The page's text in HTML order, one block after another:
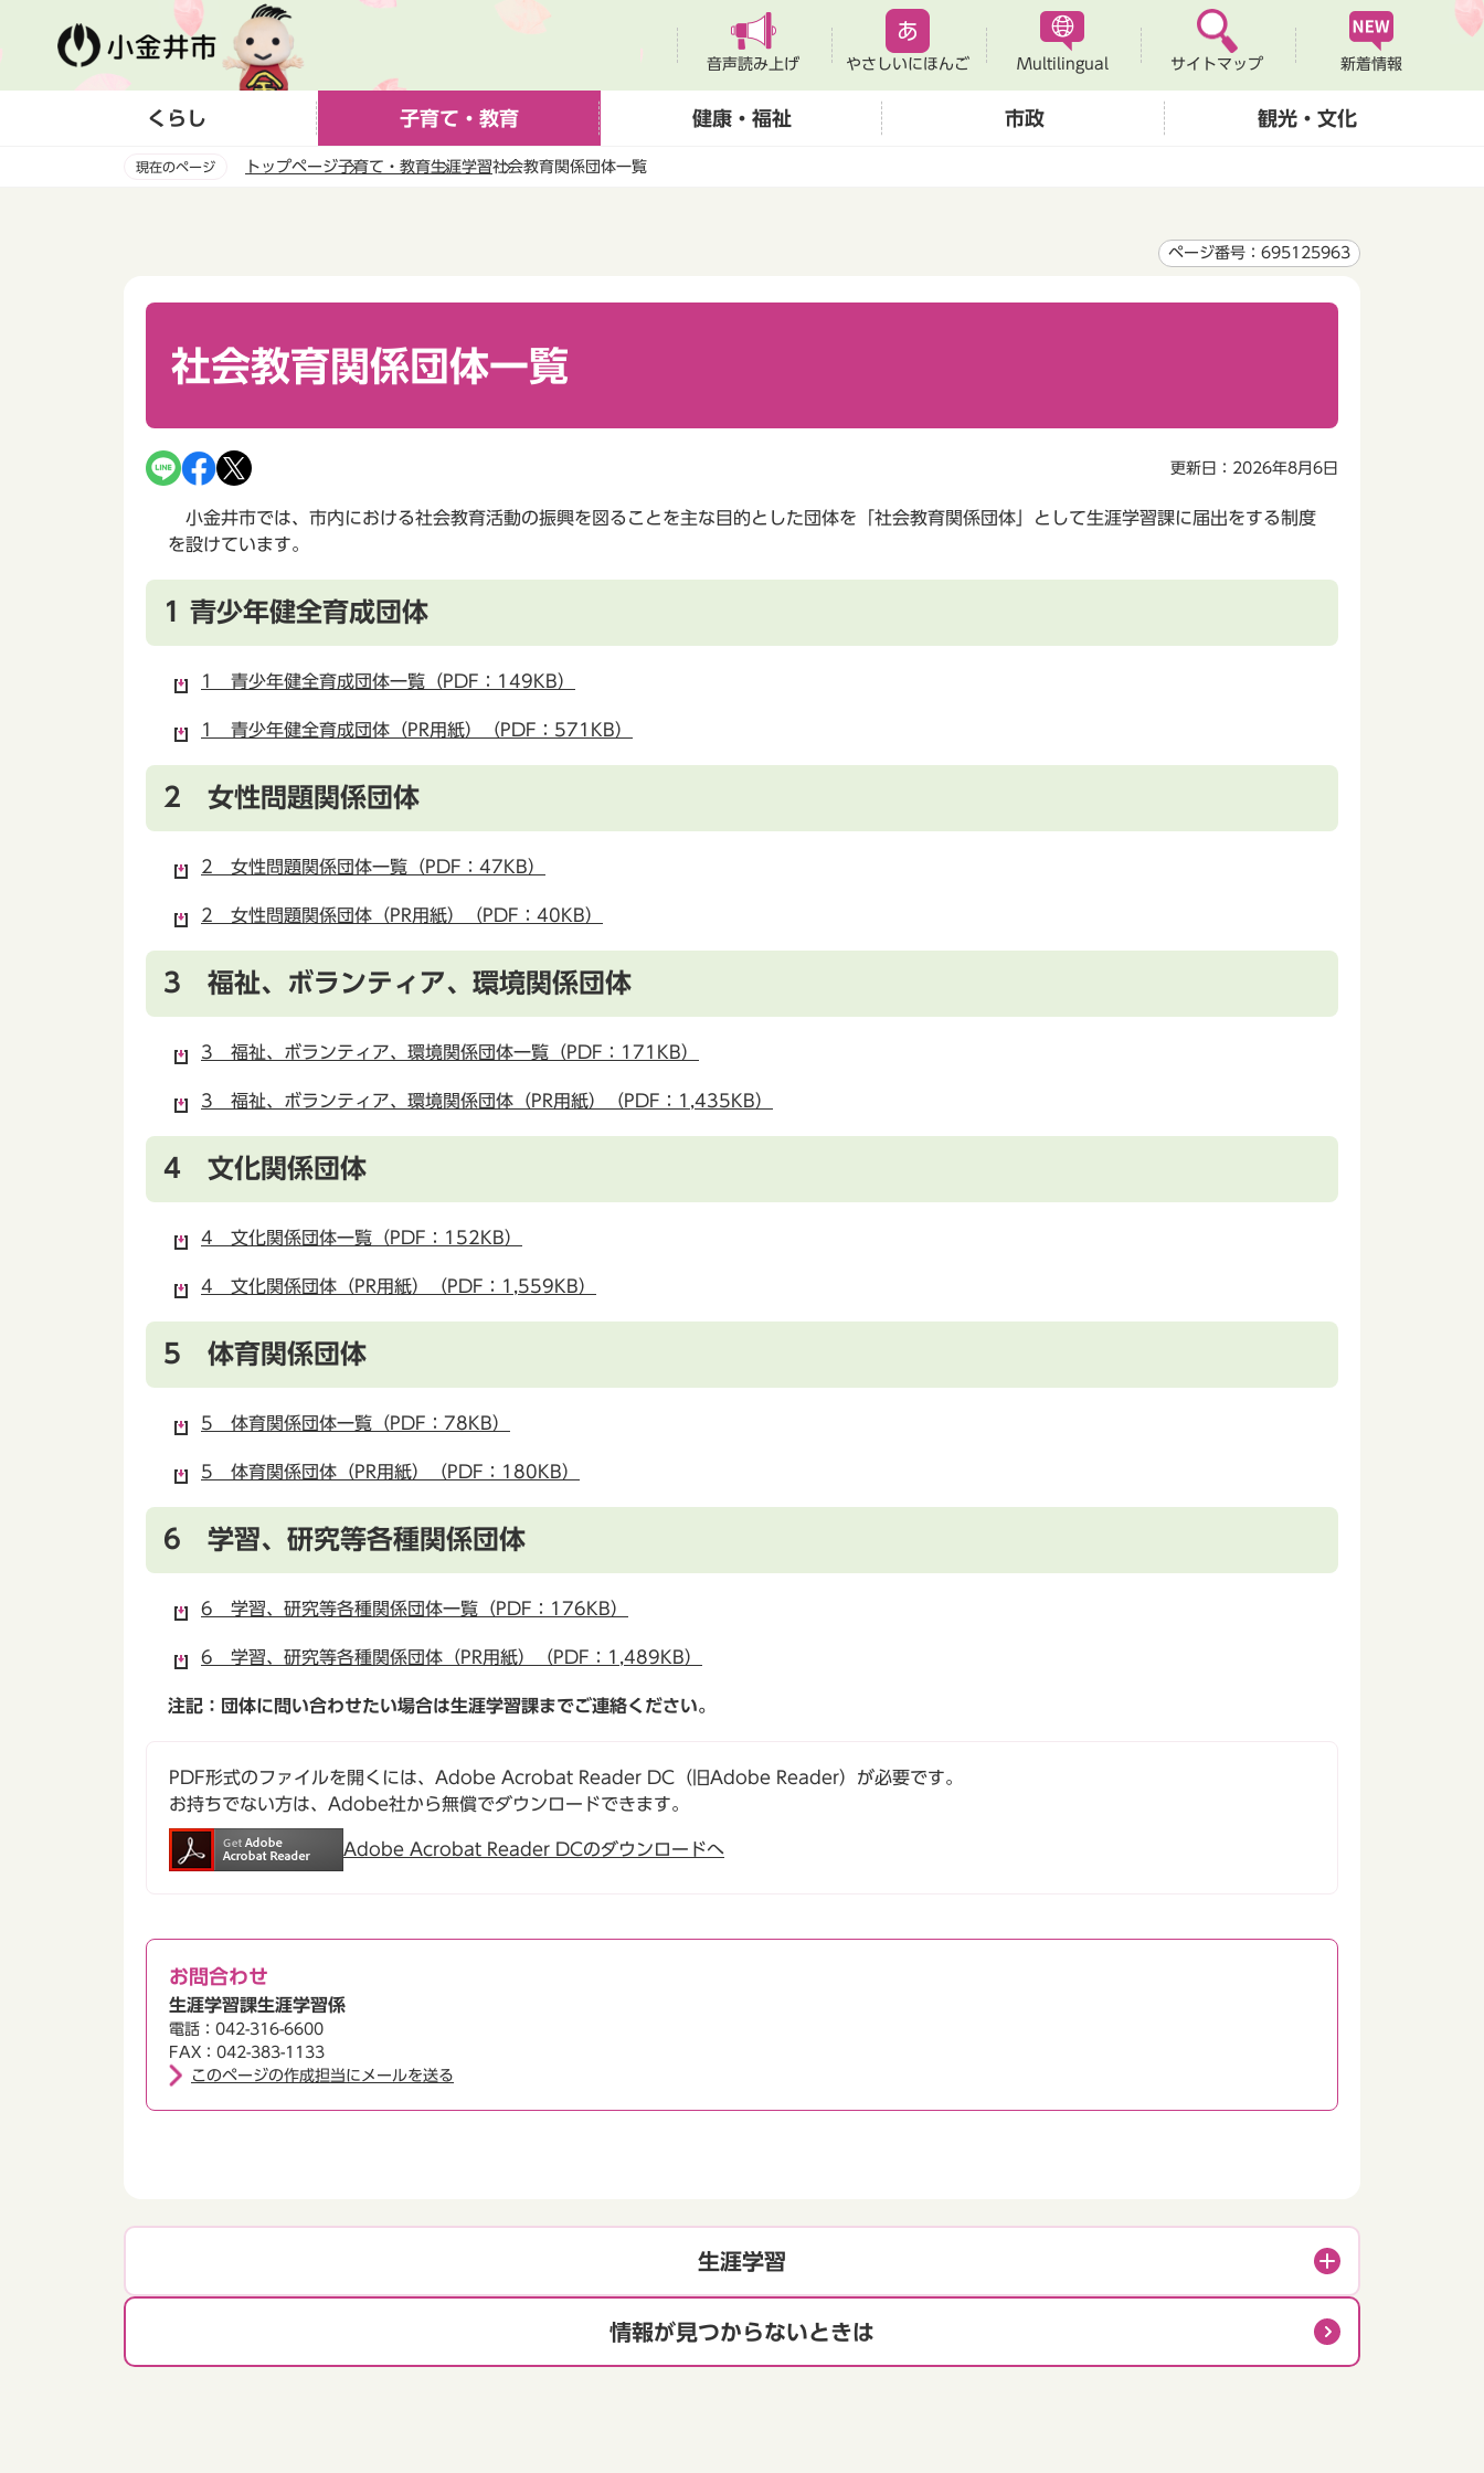
ー
音声読み上げ やさしいにほんご Multilingual サイトマップ 新着情報
くらし 子育て・教育 健康・福祉 市政 観光・文化
現在のページ トップページ子育て・教育生涯学習社会教育関係団体一覧
ページ番号：695125963
社会教育関係団体一覧
更新日：2026年8月6日
小金井市では、市内における社会教育活動の振興を図ることを主な目的とした団体を「社会教育関係団体」として生涯学習課に届出をする制度
を設けています。
1 青少年健全育成団体
1 青少年健全育成団体一覧（PDF：149KB）
1 青少年健全育成団体（PR用紙）（PDF：571KB）
2 女性問題関係団体
2 女性問題関係団体一覧（PDF：47KB）
2 女性問題関係団体（PR用紙）（PDF：40KB）
3 福祉、ボランティア、環境関係団体
3 福祉、ボランティア、環境関係団体一覧（PDF：171KB）
3 福祉、ボランティア、環境関係団体（PR用紙）（PDF：1,435KB）
4 文化関係団体
4 文化関係団体一覧（PDF：152KB）
4 文化関係団体（PR用紙）（PDF：1,559KB）
5 体育関係団体
5 体育関係団体一覧（PDF：78KB）
5 体育関係団体（PR用紙）（PDF：180KB）
6 学習、研究等各種関係団体
6 学習、研究等各種関係団体一覧（PDF：176KB）
6 学習、研究等各種関係団体（PR用紙）（PDF：1,489KB）
注記：団体に問い合わせたい場合は生涯学習課までご連絡ください。
PDF形式のファイルを開くには、Adobe Acrobat Reader DC（旧Adobe Reader）が必要です。
お持ちでない方は、Adobe社から無償でダウンロードできます。
Adobe Acrobat Reader DCのダウンロードへ
お問合わせ
生涯学習課生涯学習係
電話：042-316-6600
FAX：042-383-1133
このページの作成担当にメールを送る
生涯学習
情報が見つからないときは